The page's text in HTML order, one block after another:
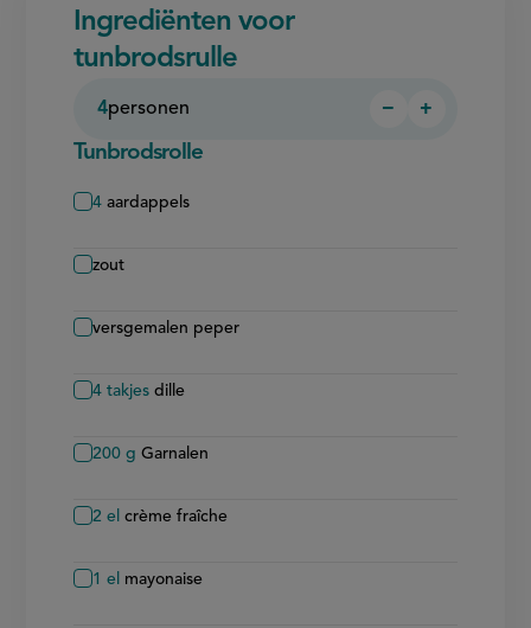
Ingrediënten voor
tunbrodsrulle
4personen
Persoon
−
Persoon
+
Tunbrodsrolle
4 aardappels
zout
versgemalen peper
4 takjes dille
200 g Garnalen
2 el crème fraîche
1 el mayonaise